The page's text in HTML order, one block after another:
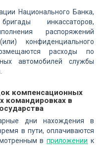
Национального Банка,
инкассаторов,
распоряжений
конфиденциального
расходы по
автомобилей службы
компенсационных
командировках в
дни нахождения в
в пути, оплачиваются
вприложении к